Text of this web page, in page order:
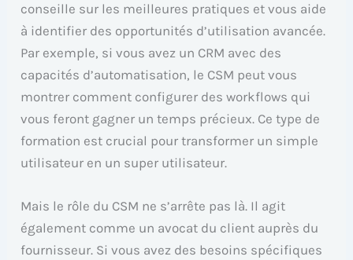
conseille sur les meilleures pratiques et vous aide
à identifier des opportunités d’utilisation avancée.
Par exemple, si vous avez un CRM avec des
capacités d’automatisation, le CSM peut vous
montrer comment configurer des workflows qui
vous feront gagner un temps précieux. Ce type de
formation est crucial pour transformer un simple
utilisateur en un super utilisateur.
Mais le rôle du CSM ne s’arrête pas là. Il agit
également comme un avocat du client auprès du
fournisseur. Si vous avez des besoins spécifiques